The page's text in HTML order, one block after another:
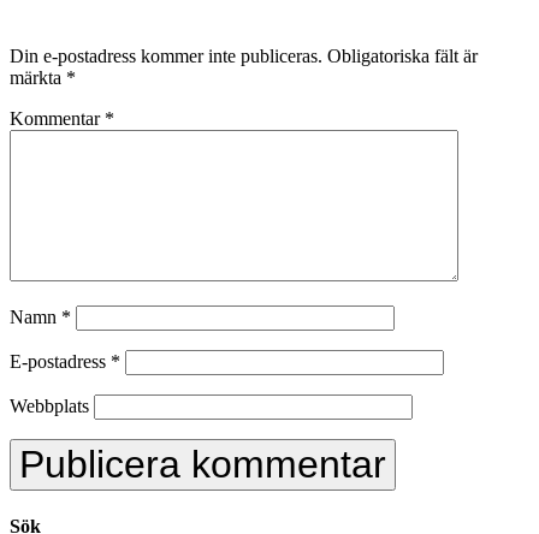
Din e-postadress kommer inte publiceras. Obligatoriska fält är
märkta *
Kommentar *
Namn *
E-postadress *
Webbplats
Sök